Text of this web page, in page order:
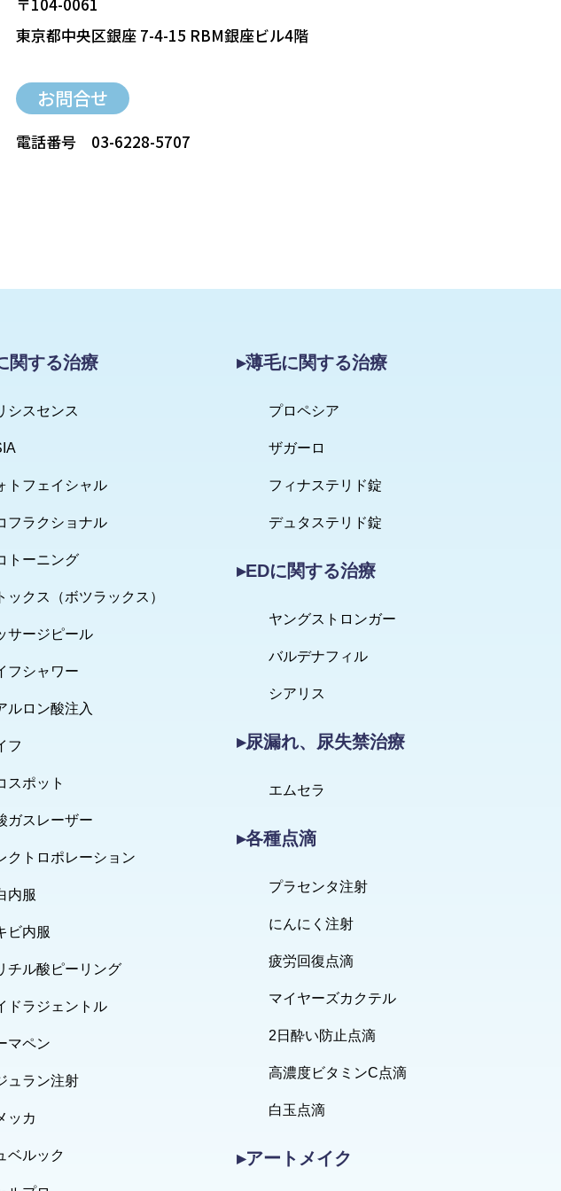
東京都中央区銀座 7-4-15 RBM銀座ビル4階
お問合せ
電話番号 03-6228-5707
関する治療
シスセンス
トフェイシャル
フラクショナル
トーニング
ックス（ボツラックス）
サージピール
フシャワー
ルロン酸注入
フ
スポット
ガスレーザー
クトロポレーション
内服
ビ内服
チル酸ピーリング
ドラジェントル
マペン
ュラン注射
ッカ
ベルック
▸薄毛に関する治療
プロペシア
ザガーロ
フィナステリド錠
デュタステリド錠
▸EDに関する治療
ヤングストロンガー
バルデナフィル
シアリス
▸尿漏れ、尿失禁治療
エムセラ
▸各種点滴
プラセンタ注射
にんにく注射
疲労回復点滴
マイヤーズカクテル
2日酔い防止点滴
高濃度ビタミンC点滴
白玉点滴
▸アートメイク